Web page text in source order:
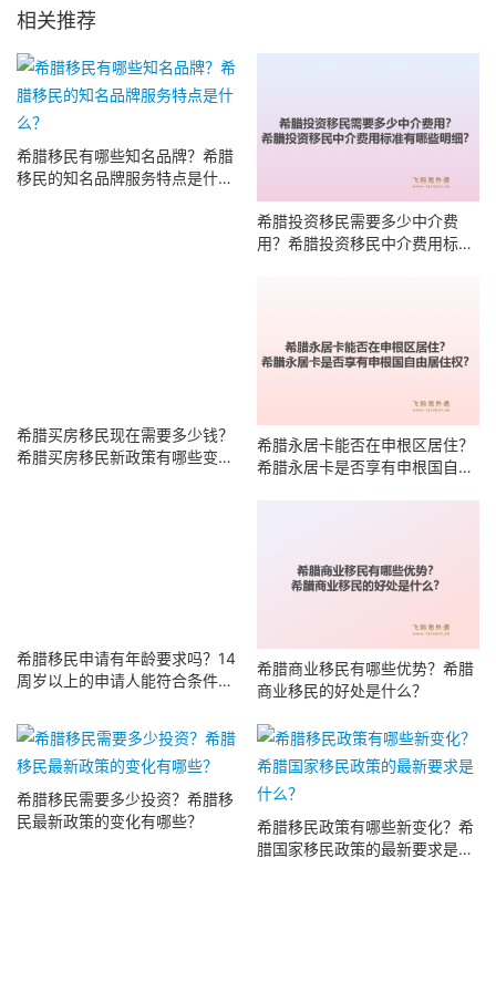
相关推荐
希腊移民有哪些知名品牌？希腊
移民的知名品牌服务特点是什
希腊投资移民需要多少中介费
用？希腊投资移民中介费用标准
希腊买房移民现在需要多少钱？
希腊买房移民新政策有哪些变
希腊永居卡能否在申根区居住？
希腊永居卡是否享有申根国自由
希腊移民申请有年龄要求吗？14
周岁以上的申请人能符合条件
希腊商业移民有哪些优势？希腊
商业移民的好处是什么？
希腊移民需要多少投资？希腊移
民最新政策的变化有哪些？
希腊移民政策有哪些新变化？希
腊国家移民政策的最新要求是什